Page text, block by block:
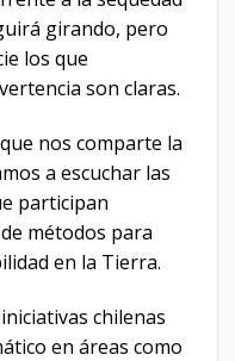
girando, pero
los que
son claras.
nos comparte la
a escuchar las
participan
métodos para
en la Tierra.
chilenas
en áreas como